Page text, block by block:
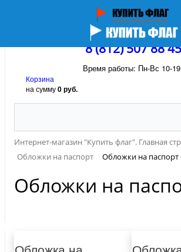
8 (812) 507 88 45
Время работы: Пн-Вс 10-19
Корзина
на сумму0 руб.
Интернет-магазин "Купить флаг". Главная
Обложки на паспорт
Обложки на
Обложки на